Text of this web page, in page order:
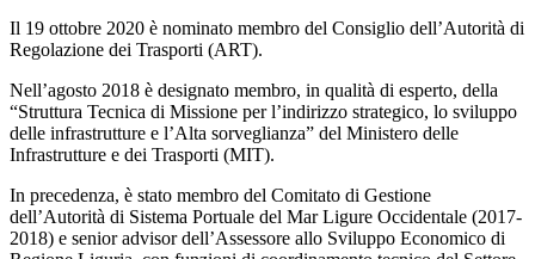
Il 19 ottobre 2020 è nominato membro del Consiglio dell’Autorità di
Regolazione dei Trasporti (ART).
Nell’agosto 2018 è designato membro, in qualità di esperto, della
“Struttura Tecnica di Missione per l’indirizzo strategico, lo sviluppo
delle infrastrutture e l’Alta sorveglianza” del Ministero delle
Infrastrutture e dei Trasporti (MIT).
In precedenza, è stato membro del Comitato di Gestione
dell’Autorità di Sistema Portuale del Mar Ligure Occidentale (2017-
2018) e senior advisor dell’Assessore allo Sviluppo Economico di